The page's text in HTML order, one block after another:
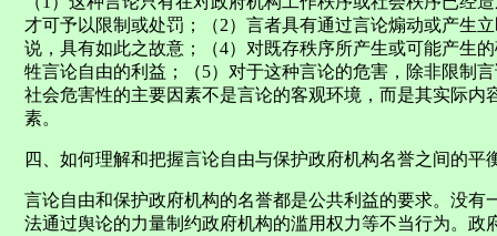
才可予以限制或处罚；（2）言者具有通过言论煽动或产生
说，具有如此之故意；（4）对既存秩序所产生或可能产生
牲言论自由的利益；（5）对于这种言论的危害，除非限制
社会危害性的主要因素不是言论的客观环境，而是其实际内
素。
四、如何理解和把握言论自由与保护政府机构名誉之间的平
言论自由和保护政府机构的名誉都是公共利益的要求。没
法通过舆论的力量制约政府机构的滥用权力等不当行为。